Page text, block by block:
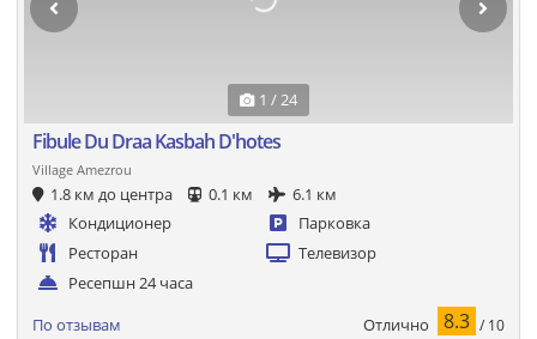
1 / 24
Fibule Du Draa Kasbah D'hotes
Village Amezrou
1.8 км до центра 0.1 км
6.1 км
Кондиционер
Парковка
Ресторан
Телевизор
Ресепшн 24 часа
По отзывам Отлично 8.3 / 10